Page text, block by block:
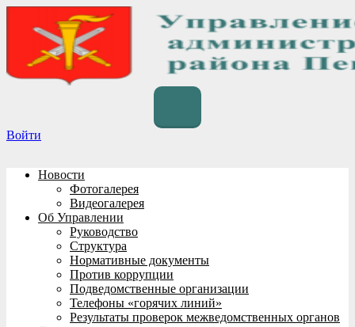
содержимому
Войти
Новости
Фотогалерея
Видеогалерея
Об Управлении
Руководство
Структура
Нормативные документы
Против коррупции
Подведомственные организации
Телефоны «горячих линий»
Результаты проверок межведомственных органов